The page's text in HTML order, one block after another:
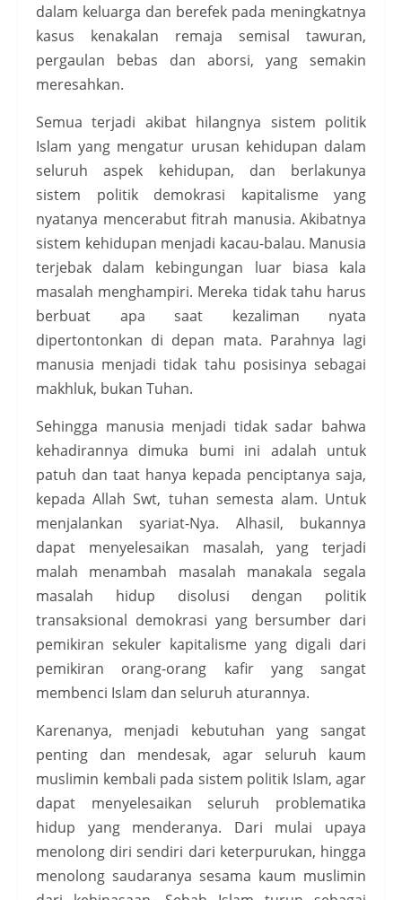
dalam keluarga dan berefek pada meningkatnya
kasus kenakalan remaja semisal tawuran,
pergaulan bebas dan aborsi, yang semakin
meresahkan.
Semua terjadi akibat hilangnya sistem politik
Islam yang mengatur urusan kehidupan dalam
seluruh aspek kehidupan, dan berlakunya
sistem politik demokrasi kapitalisme yang
nyatanya mencerabut fitrah manusia. Akibatnya
sistem kehidupan menjadi kacau-balau. Manusia
terjebak dalam kebingungan luar biasa kala
masalah menghampiri. Mereka tidak tahu harus
berbuat apa saat kezaliman nyata
dipertontonkan di depan mata. Parahnya lagi
manusia menjadi tidak tahu posisinya sebagai
makhluk, bukan Tuhan.
Sehingga manusia menjadi tidak sadar bahwa
kehadirannya dimuka bumi ini adalah untuk
patuh dan taat hanya kepada penciptanya saja,
kepada Allah Swt, tuhan semesta alam. Untuk
menjalankan syariat-Nya. Alhasil, bukannya
dapat menyelesaikan masalah, yang terjadi
malah menambah masalah manakala segala
masalah hidup disolusi dengan politik
transaksional demokrasi yang bersumber dari
pemikiran sekuler kapitalisme yang digali dari
pemikiran orang-orang kafir yang sangat
membenci Islam dan seluruh aturannya.
Karenanya, menjadi kebutuhan yang sangat
penting dan mendesak, agar seluruh kaum
muslimin kembali pada sistem politik Islam, agar
dapat menyelesaikan seluruh problematika
hidup yang menderanya. Dari mulai upaya
menolong diri sendiri dari keterpurukan, hingga
menolong saudaranya sesama kaum muslimin